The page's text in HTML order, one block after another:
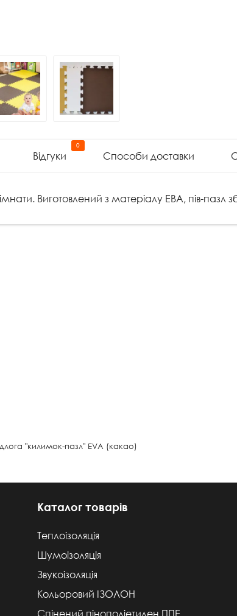
0
Відгуки Способи доставки
Виготовлений з матеріалу ЕВА, пів-пазл
"килимок-пазл" EVA (какао)
Каталог товарів
Теплоізоляція
Шумоізоляція
Звукоізоляція
Кольоровий ІЗОЛОН